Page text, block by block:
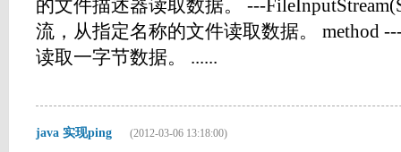
的文件描述器读取数据。 ---
流，从指定名称的文件读取数据。 method
读取一字节数据。 ......
java 实现ping (2012-03-06 13:18:00)